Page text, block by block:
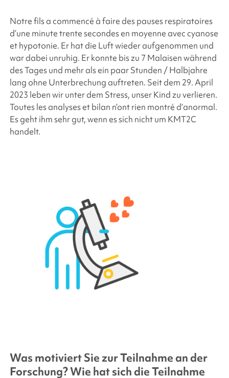
Notre fils a commencé à faire des pauses respiratoires
d’une minute trente secondes en moyenne avec cyanose
et hypotonie. Er hat die Luft wieder aufgenommen und
war dabei unruhig. Er konnte bis zu 7 Malaisen während
des Tages und mehr als ein paar Stunden / Halbjahre
lang ohne Unterbrechung auftreten. Seit dem 29. April
2023 leben wir unter dem Stress, unser Kind zu verlieren.
Toutes les analyses et bilan n’ont rien montré d’anormal.
Es geht ihm sehr gut, wenn es sich nicht um KMT2C
handelt.
Was motiviert Sie zur Teilnahme an der
Forschung? Wie hat sich die Teilnahme